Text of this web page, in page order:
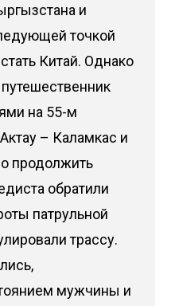
и
точкой
Китай. Однако
на 55-м
– Каламкас и
продолжить
обратили
патрульной
трассу.
мужчины и